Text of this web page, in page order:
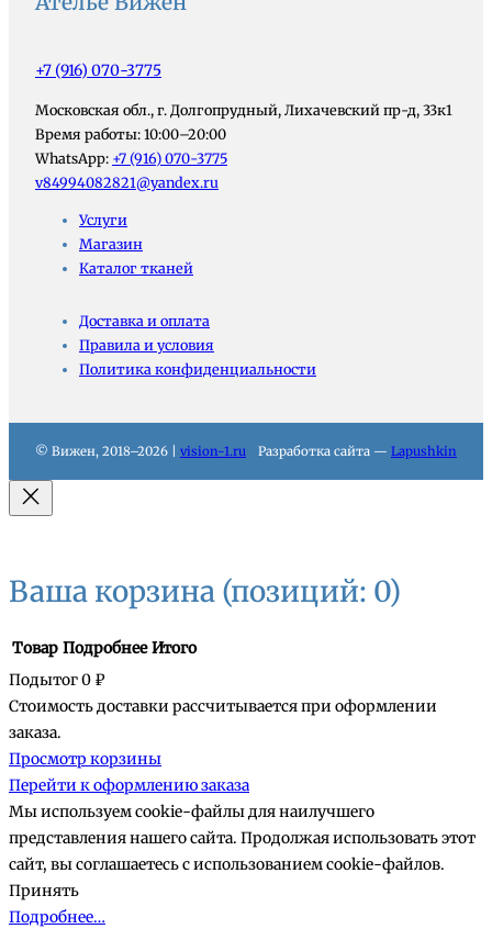
+7 (916) 070-3775
Московская обл., г. Долгопрудный, Лихачевский пр-д, 33к1
Время работы: 10:00–20:00
WhatsApp: +7 (916) 070-3775
v84994082821@yandex.ru
Услуги
Магазин
Каталог тканей
Доставка и оплата
Правила и условия
Политика конфиденциальности
© Вижен, 2018–2026 | vision-1.ru Разработка сайта — Lapushkin
Ваша корзина (позиций: 0)
Товары
в
корзине
Товар Подробнее Итого
Подытог0 ₽
Стоимость доставки рассчитывается при оформлении
заказа.
Просмотр корзины
Перейти к оформлению заказа
Мы используем cookie-файлы для наилучшего
представления нашего сайта. Продолжая использовать этот
сайт, вы соглашаетесь с использованием cookie-файлов.
Принять
Подробнее…